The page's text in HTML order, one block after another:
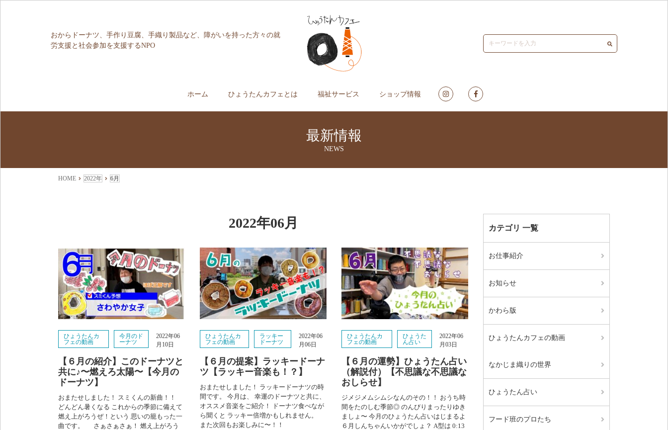
おからドーナツ、手作り豆腐、手織り製品など、障がいを持った方々の就
労支援と社会参加を支援するNPO
ホーム ひょうたんカフェとは 福祉サービス ショップ情報
最新情報
NEWS
HOME 2022年 6月
2022年06月
ひょうたんカ
フェの動画
今月のド
ーナツ
2022年06
月10日
【６月の紹介】このドーナツと
共に♪〜燃えろ太陽〜【今月の
ドーナツ】
おまたせしました！ スミくんの新曲！！
どんどん暑くなる これからの季節に備えて
燃え上がろうぜ！という 思いの籠もった一
曲です。 さぁさぁさぁ！ 燃え上がろう
ひょうたんカ
フェの動画
ラッキー
ドーナツ
2022年06
月06日
【６月の提案】ラッキードーナ
ツ【ラッキー音楽も！？】
おまたせしました！ ラッキードーナツの時
間です。 今月は、 幸運のドーナツと共に、
オススメ音楽をご紹介！ ドーナツ食べなが
ら聞くと ラッキー倍増かもしれません。
また次回もお楽しみに〜！！
ひょうたんカ
フェの動画
ひょうた
ん占い
2022年06
月03日
【６月の運勢】ひょうたん占い
（解説付）【不思議な不思議な
おしらせ】
ジメジメムシムシなんのその！！ おうち時
間をたのしむ季節◎ のんびりまったりゆき
ましょ〜 今月のひょうたん占いはじまるよ
６月しんちゃんいかがでしょ？ A型は 0:13 ​
カテゴリ 一覧
お仕事紹介
お知らせ
かわら版
ひょうたんカフェの動画
なかじま織りの世界
ひょうたん占い
フード班のプロたち